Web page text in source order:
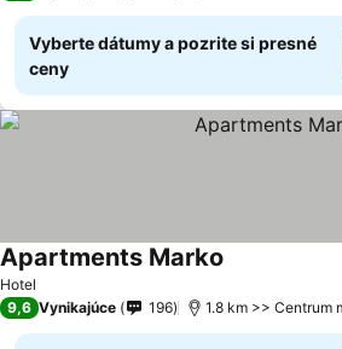
Vyberte dátumy a pozrite si presné
ceny
Hotel
Apartments Marko
9,6 Vynikajúce 196 1.8 km >> Centrum